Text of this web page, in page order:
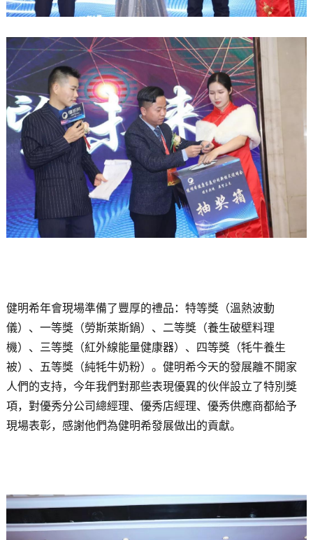
健明希年會現場準備了豐厚的禮品：特等獎（溫熱波動
儀）、一等獎（勞斯萊斯鍋）、二等獎（養生破壁料理
機）、三等獎（紅外線能量健康器）、四等獎（牦牛養生
被）、五等獎（純牦牛奶粉）。健明希今天的發展離不開家
人們的支持，今年我們對那些表現優異的伙伴設立了特別獎
項，對優秀分公司總經理、優秀店經理、優秀供應商都給予
現場表彰，感謝他們為健明希發展做出的貢獻。